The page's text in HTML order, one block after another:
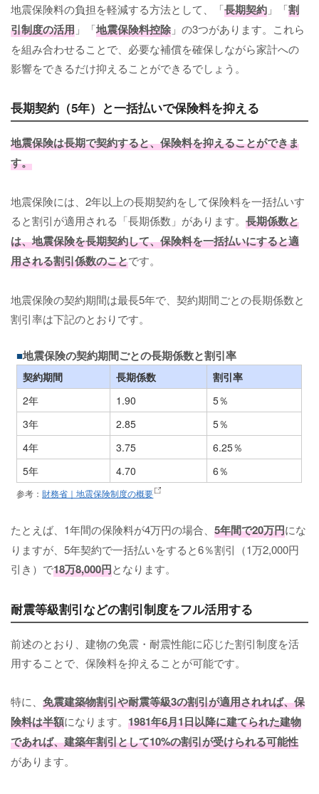
地震保険料の負担を軽減する方法として、「長期契約 」「割
引制度の活用 」「地震保険料控除 」の3つがあります。これら
を組み合わせることで、必要な補償を確保しながら家計への
影響をできるだけ抑えることができるでしょう。
長期契約（5年）と一括払いで保険料を抑える
地震保険は長期で契約すると、保険料を抑えることができま
す。
地震保険には、2年以上の長期契約をして保険料を一括払いす
ると割引が適用される「長期係数」があります。 長期係数と
は、地震保険を長期契約して、保険料を一括払いにすると適
用される割引係数のことです。
地震保険の契約期間は最長5年で、契約期間ごとの長期係数と
割引率は下記のとおりです。
地震保険の契約期間ごとの長期係数と割引率
契約期間 長期係数
割引率
2年
1.90
5％
3年
2.85
5％
4年
3.75
6.25％
5年
4.70 6％
参考：財務省｜地震保険制度の概要
たとえば、1年間の保険料が4万円の場合、 5年間で20万円にな
りますが、5年契約で一括払いをすると6％割引（1万2,000円
引き）で18万8,000円となります。
耐震等級割引などの割引制度をフル活用する
前述のとおり、建物の免震・耐震性能に応じた割引制度を活
用することで、保険料を抑えることが可能です。
特に、 免震建築物割引や耐震等級3の割引が適用されれば、保
険料は半額になります。 1981年6月1日以降に建てられた建物
であれば、建築年割引として10%の割引が受けられる可能性
があります。